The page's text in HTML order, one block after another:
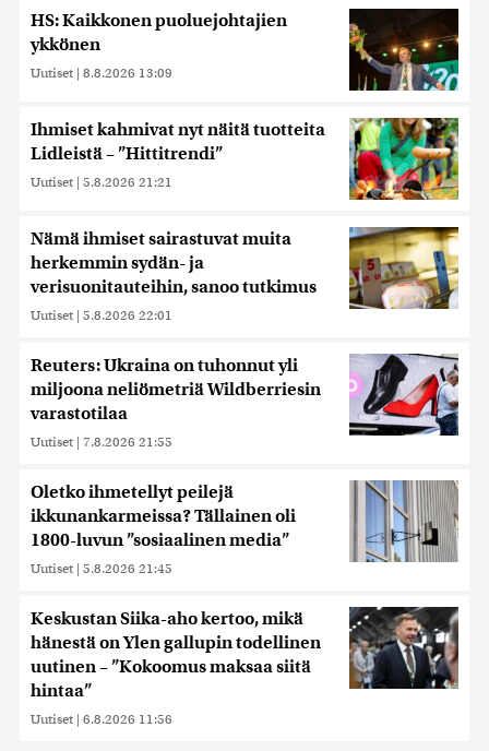
HS: Kaikkonen puoluejohtajien
ykkönen
Uutiset | 8.8.2026 13:09
Ihmiset kahmivat nyt näitä tuotteita
Lidleistä – ”Hittitrendi”
Uutiset | 5.8.2026 21:21
Nämä ihmiset sairastuvat muita
herkemmin sydän- ja
verisuonitauteihin, sanoo tutkimus
Uutiset | 5.8.2026 22:01
Reuters: Ukraina on tuhonnut yli
miljoona neliömetriä Wildberriesin
varastotilaa
Uutiset | 7.8.2026 21:55
Oletko ihmetellyt peilejä
ikkunankarmeissa? Tällainen oli
1800-luvun ”sosiaalinen media”
Uutiset | 5.8.2026 21:45
Keskustan Siika-aho kertoo, mikä
hänestä on Ylen gallupin todellinen
uutinen – ”Kokoomus maksaa siitä
hintaa”
Uutiset | 6.8.2026 11:56